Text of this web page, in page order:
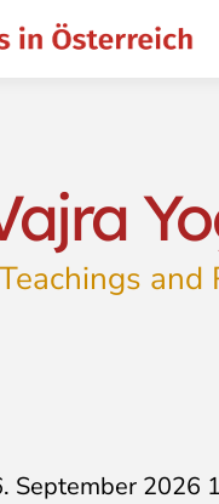
September 2026